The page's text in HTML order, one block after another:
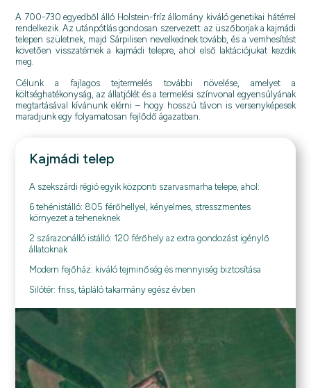
A 700-730 egyedből álló Holstein-fríz állomány kiváló genetikai hátérrel
rendelkezik. Az utánpótlás gondosan szervezett: az üszőborjak a kajmádi
telepen születnek, majd Sárpilisen nevelkednek tovább, és a vemhesítést
követően visszatérnek a kajmádi telepre, ahol első laktációjukat kezdik
meg.
Célunk a fajlagos tejtermelés további növelése, amelyet a
költséghatékonyság, az állatjólét és a termelési színvonal egyensúlyának
megtartásával kívánunk elérni – hogy hosszú távon is versenyképesek
maradjunk egy folyamatosan fejlődő ágazatban.
Kajmádi telep
A szekszárdi régió egyik központi szarvasmarha telepe, ahol:
6 tehénistálló: 805 férőhellyel, kényelmes, stresszmentes
környezet a teheneknek
2 szárazonálló istálló: 120 férőhely az extra gondozást igénylő
állatoknak
Modern fejőház: kiváló tejminőség és mennyiség biztosítása
Silótér: friss, tápláló takarmány egész évben